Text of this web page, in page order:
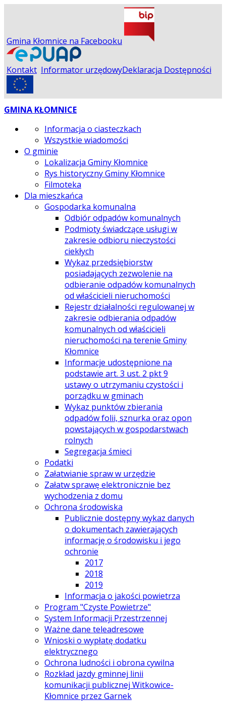
Gmina Kłomnice na Facebooku
Kontakt Informator urzędowyDeklaracja Dostępności
GMINA KŁOMNICE
Informacja o ciasteczkach
Wszystkie wiadomości
O gminie
Lokalizacja Gminy Kłomnice
Rys historyczny Gminy Kłomnice
Filmoteka
Dla mieszkańca
Gospodarka komunalna
Odbiór odpadów komunalnych
Podmioty świadczące usługi w
zakresie odbioru nieczystości
ciekłych
Wykaz przedsiębiorstw
posiadających zezwolenie na
odbieranie odpadów komunalnych
od właścicieli nieruchomości
Rejestr działalności regulowanej w
zakresie odbierania odpadów
komunalnych od właścicieli
nieruchomości na terenie Gminy
Kłomnice
Informacje udostępnione na
podstawie art. 3 ust. 2 pkt 9
ustawy o utrzymaniu czystości i
porządku w gminach
Wykaz punktów zbierania
odpadów folii, sznurka oraz opon
powstających w gospodarstwach
rolnych
Segregacja śmieci
Podatki
Załatwianie spraw w urzędzie
Załatw sprawę elektronicznie bez
wychodzenia z domu
Ochrona środowiska
Publicznie dostępny wykaz danych
o dokumentach zawierających
informację o środowisku i jego
ochronie
2017
2018
2019
Informacja o jakości powietrza
Program "Czyste Powietrze"
System Informacji Przestrzennej
Ważne dane teleadresowe
Wnioski o wypłatę dodatku
elektrycznego
Ochrona ludności i obrona cywilna
Rozkład jazdy gminnej linii
komunikacji publicznej Witkowice-
Kłomnice przez Garnek